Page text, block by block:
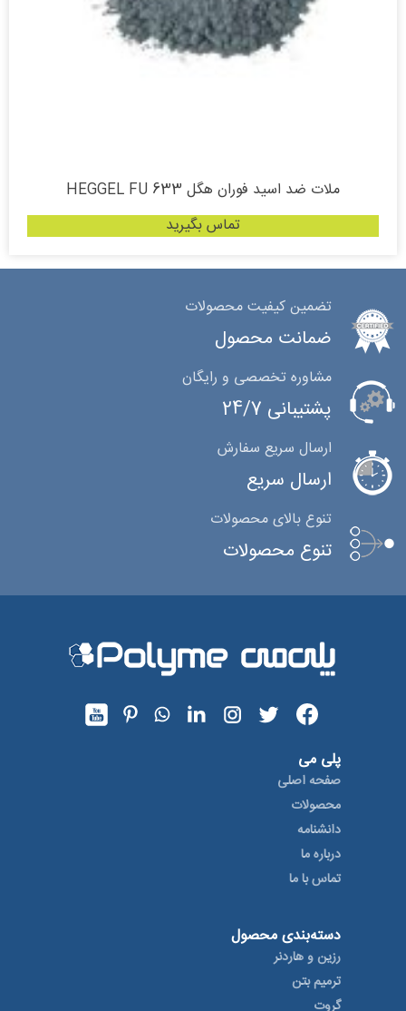
ملات ضد اسید فوران هگل HEGGEL FU 633
تماس بگیرید
تضمین کیفیت محصولات
ضمانت محصول
مشاوره تخصصی و رایگان
پشتیبانی 24/7
ارسال سریع سفارش
ارسال سریع
تنوع بالای محصولات
تنوع محصولات
پلی می
صفحه اصلی
محصولات
دانشنامه
درباره ما
تماس با ما
دسته‌بندی محصول
رزین و هاردنر
ترمیم بتن
گروت